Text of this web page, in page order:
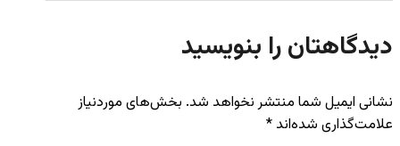
دیدگاهتان را بنویسید
نشانی ایمیل شما منتشر نخواهد شد. بخش‌های موردنیاز
علامت‌گذاری شده‌اند *